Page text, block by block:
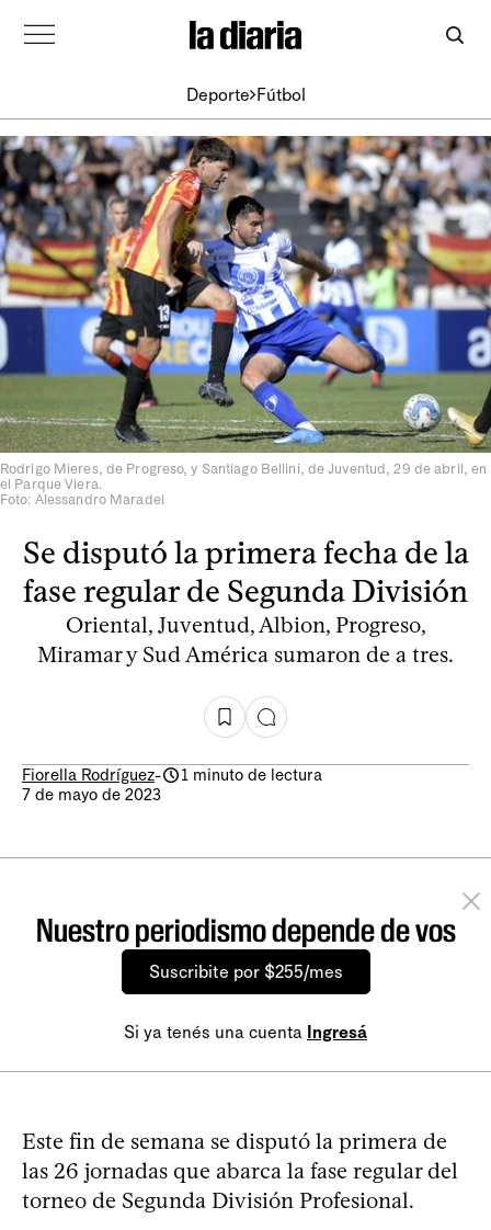
Deporte Fútbol
Rodrigo Mieres, de Progreso, y Santiago Bellini, de Juventud, 29 de abril, en
el Parque Viera.
Foto: Alessandro Maradei
Se disputó la primera fecha de la
fase regular de Segunda División
Oriental, Juventud, Albion, Progreso,
Miramar y Sud América sumaron de a tres.
Fiorella Rodríguez-
1 minuto de lectura
7 de mayo de 2023
Nuestro periodismo depende de vos
Suscribite por $255/mes
Si ya tenés una cuenta Ingresá
Este fin de semana se disputó la primera de
las 26 jornadas que abarca la fase regular del
torneo de Segunda División Profesional.